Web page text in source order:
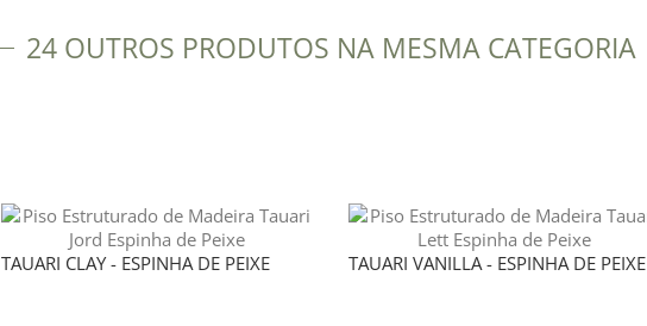
24 OUTROS PRODUTOS NA MESMA CATEGORIA
TAUARI CLAY - ESPINHA DE PEIXE TAUARI VANILLA - ESPINHA DE PEIXE